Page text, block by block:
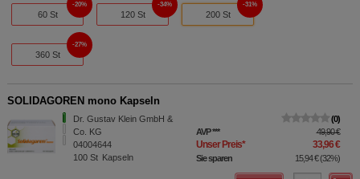
60 St
20%
120 St
34%
200 St
31%
360 St
27%
SOLIDAGOREN mono Kapseln
Dr. Gustav Klein GmbH &
Co. KG
04004644
100 St Kapseln
0
AVP*** 49,90 €
Unser Preis* 33,96 €
Sie sparen 15,94 €(32%)